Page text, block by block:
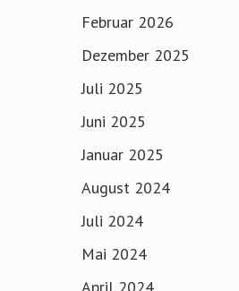
Februar 2026
Dezember 2025
Juli 2025
Juni 2025
Januar 2025
August 2024
Juli 2024
Mai 2024
April 2024